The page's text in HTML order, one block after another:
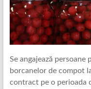
Se angajează persoane
borcanelor de compot
contract pe o perioada